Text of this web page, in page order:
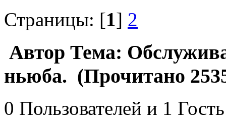
Страницы: [1] 2
Автор Тема:
ньюба. (Прочитано
0 Пользователей и 1